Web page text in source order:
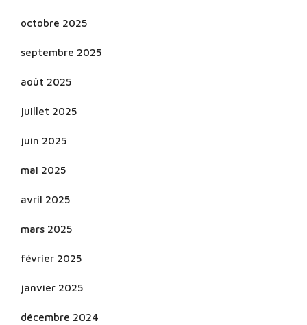
octobre 2025
septembre 2025
août 2025
juillet 2025
juin 2025
mai 2025
avril 2025
mars 2025
février 2025
janvier 2025
décembre 2024